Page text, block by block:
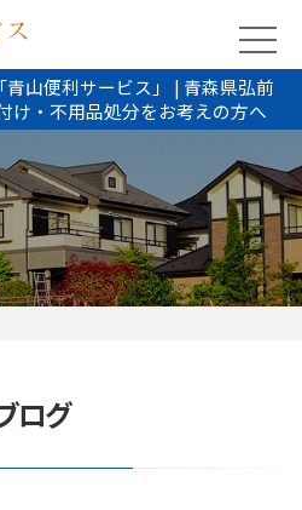
山便利サービス」 | 青森県弘前
け・不用品処分をお考えの方へ
ログ